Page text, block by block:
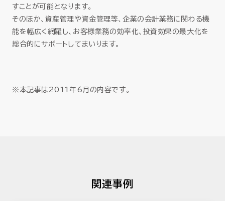
すことが可能となります。
そのほか、資産管理や資金管理等、企業の会計業務に関わる機
能を幅広く網羅し、お客様業務の効率化、投資効果の最大化を
総合的にサポートしてまいります。
※本記事は2011年6月の内容です。
関連事例